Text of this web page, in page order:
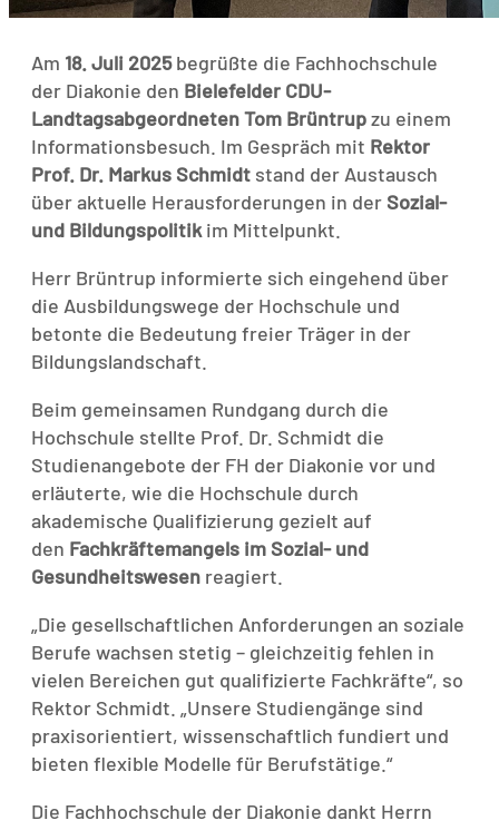
Am 18. Juli 2025 begrüßte die Fachhochschule
der Diakonie den Bielefelder CDU-
Landtagsabgeordneten Tom Brüntrupzu einem
Informationsbesuch. Im Gespräch mit Rektor
Prof. Dr. Markus Schmidt stand der Austausch
über aktuelle Herausforderungen in der Sozial-
und Bildungspolitik im Mittelpunkt.
Herr Brüntrup informierte sich eingehend über
die Ausbildungswege der Hochschule und
betonte die Bedeutung freier Träger in der
Bildungslandschaft.
Beim gemeinsamen Rundgang durch die
Hochschule stellte Prof. Dr. Schmidt die
Studienangebote der FH der Diakonie vor und
erläuterte, wie die Hochschule durch
akademische Qualifizierung gezielt auf
den Fachkräftemangels im Sozial- und
Gesundheitswesen reagiert.
„Die gesellschaftlichen Anforderungen an soziale
Berufe wachsen stetig – gleichzeitig fehlen in
vielen Bereichen gut qualifizierte Fachkräfte“, so
Rektor Schmidt. „Unsere Studiengänge sind
praxisorientiert, wissenschaftlich fundiert und
bieten flexible Modelle für Berufstätige.“
Die Fachhochschule der Diakonie dankt Herrn